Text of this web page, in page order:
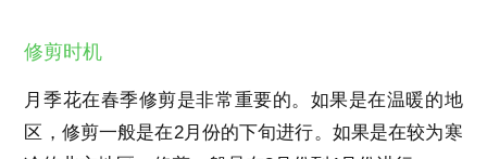
修剪时机
月季花在春季修剪是非常重要的。如果是在温暖的地
区，修剪一般是在2月份的下旬进行。如果是在较为寒